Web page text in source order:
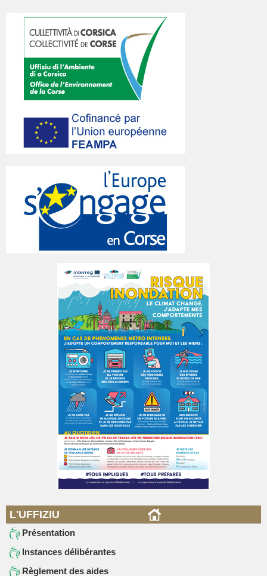
L'UFFIZIU
Présentation
Instances délibérantes
Règlement des aides